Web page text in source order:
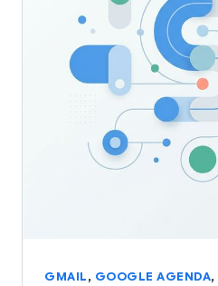
GMAIL, GOOGLE AGENDA,